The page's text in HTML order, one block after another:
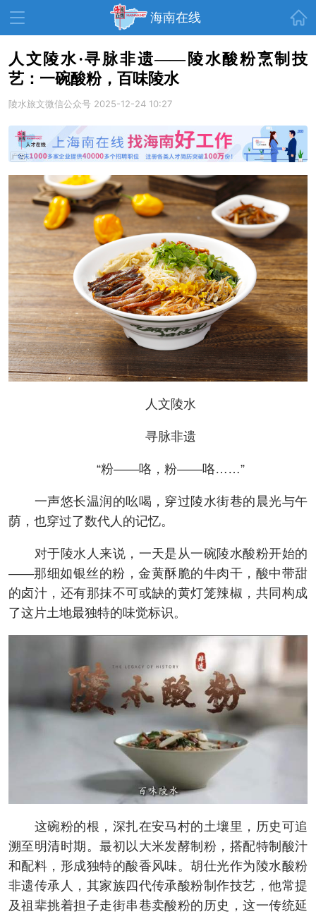
海南在线
资讯中心 热点 旅游
教育 健康 房产
生活 演出 活动
走读海南 周末去哪儿
人才在线 天涯企服
人文陵水·寻脉非遗——陵水酸粉烹制技
艺：一碗酸粉，百味陵水
陵水旅文微信公众号 2025-12-24 10:27
人文陵水
寻脉非遗
“粉——咯，粉——咯……”
一声悠长温润的吆喝，穿过陵水街巷的晨光与午
荫，也穿过了数代人的记忆。
对于陵水人来说，一天是从一碗陵水酸粉开始的
——那细如银丝的粉，金黄酥脆的牛肉干，酸中带甜
的卤汁，还有那抹不可或缺的黄灯笼辣椒，共同构成
了这片土地最独特的味觉标识。
这碗粉的根，深扎在安马村的土壤里，历史可追
溯至明清时期。最初以大米发酵制粉，搭配特制酸汁
和配料，形成独特的酸香风味。胡仕光作为陵水酸粉
非遗传承人，其家族四代传承酸粉制作技艺，他常提
及祖辈挑着担子走街串巷卖酸粉的历史，这一传统延